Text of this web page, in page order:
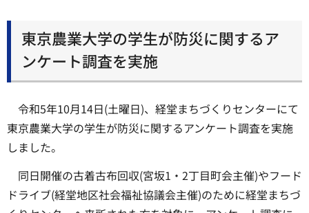
東京農業大学の学生が防災に関するア
ンケート調査を実施
令和5年10月14日(土曜日)、経堂まちづくりセンターにて
東京農業大学の学生が防災に関するアンケート調査を実施
しました。
同日開催の古着古布回収(宮坂1・2丁目町会主催)やフード
ドライブ(経堂地区社会福祉協議会主催)のために経堂まちづ